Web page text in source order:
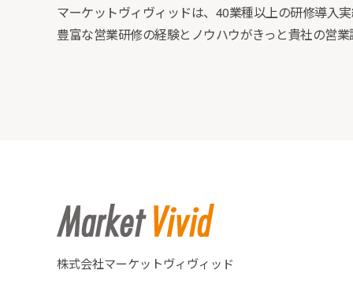
マーケットヴィヴィッドは、40業種以上の研修導入実
豊富な営業研修の経験とノウハウがきっと貴社の営業
株式会社マーケットヴィヴィッド